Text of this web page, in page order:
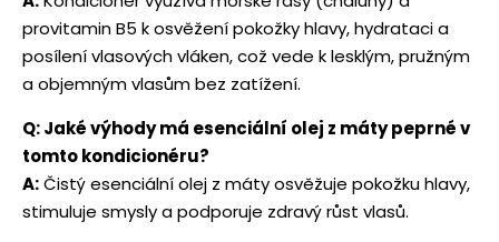
provitamin B5 k osvěžení pokožky hlavy, hydrataci a
posílení vlasových vláken, což vede k lesklým, pružným
a objemným vlasům bez zatížení.
Q: Jaké výhody má esenciální olej z máty peprné v
tomto kondicionéru?
A:Čistý esenciální olej z máty osvěžuje pokožku hlavy,
stimuluje smysly a podporuje zdravý růst vlasů.